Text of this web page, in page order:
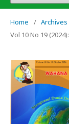
Home / Archives
Vol 10 No 19